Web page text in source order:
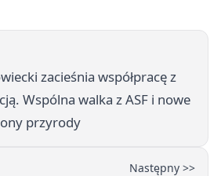
zacieśnia współpracę z
Wspólna walka z ASF i nowe
przyrody
Następny >>